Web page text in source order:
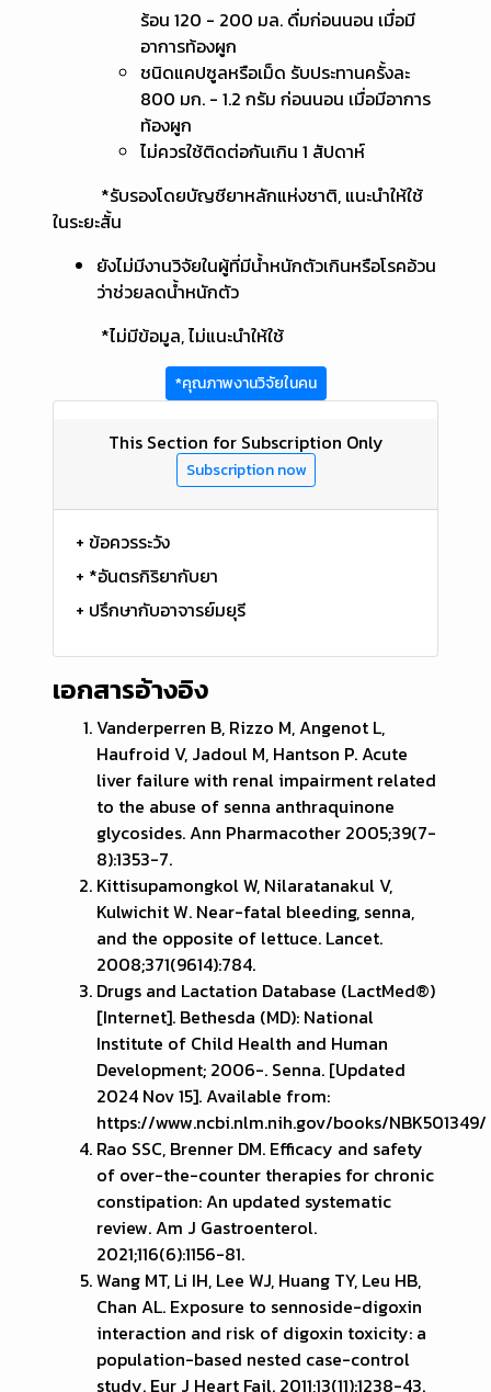
ร้อน 120 - 200 มล. ดื่มก่อนนอน เมื่อมี
อาการท้องผูก
ชนิดแคปซูลหรือเม็ด รับประทานครั้งละ
800 มก. - 1.2 กรัม ก่อนนอน เมื่อมีอาการ
ท้องผูก
ไม่ควรใช้ติดต่อกันเกิน 1 สัปดาห์
*รับรองโดยบัญชียาหลักแห่งชาติ, แนะนำให้ใช้
ในระยะสั้น
ยังไม่มีงานวิจัยในผู้ที่มีน้ำหนักตัวเกินหรือโรคอ้วน
ว่าช่วยลดน้ำหนักตัว
*ไม่มีข้อมูล, ไม่แนะนำให้ใช้
*คุณภาพงานวิจัยในคน
This Section for Subscription Only
Subscription now
+ ข้อควรระวัง
+ *อันตรกิริยากับยา
+ ปรึกษากับอาจารย์มยุรี
เอกสารอ้างอิง
Vanderperren B, Rizzo M, Angenot L,
Haufroid V, Jadoul M, Hantson P. Acute
liver failure with renal impairment related
to the abuse of senna anthraquinone
glycosides. Ann Pharmacother 2005;39(7-
8):1353-7.
Kittisupamongkol W, Nilaratanakul V,
Kulwichit W. Near-fatal bleeding, senna,
and the opposite of lettuce. Lancet.
2008;371(9614):784.
Drugs and Lactation Database (LactMed®)
[Internet]. Bethesda (MD): National
Institute of Child Health and Human
Development; 2006-. Senna. [Updated
2024 Nov 15]. Available from:
https://www.ncbi.nlm.nih.gov/books/NBK501349/
Rao SSC, Brenner DM. Efficacy and safety
of over-the-counter therapies for chronic
constipation: An updated systematic
review. Am J Gastroenterol.
2021;116(6):1156-81.
Wang MT, Li IH, Lee WJ, Huang TY, Leu HB,
Chan AL. Exposure to sennoside-digoxin
interaction and risk of digoxin toxicity: a
population-based nested case-control
study. Eur J Heart Fail. 2011;13(11):1238-43.